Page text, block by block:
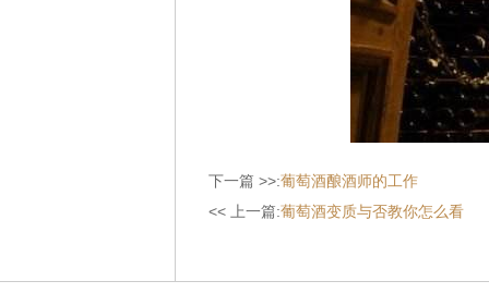
下一篇 >>:葡萄酒酿酒师的工作
<< 上一篇:葡萄酒变质与否教你怎么看